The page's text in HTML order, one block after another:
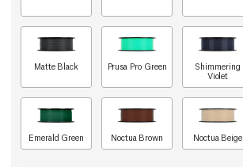
Matte Black Prusa Pro Green
Shimmering
Violet
Emerald Green Noctua Brown Noctua Beige